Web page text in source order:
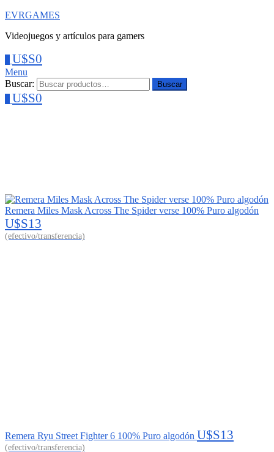
EVRGAMES
Videojuegos y artículos para gamers
U$S0
Menu
Buscar:
Buscar
U$S0
Remera Miles Mask Across The Spider verse 100% Puro algodón
U$S13
Remera Ryu Street Fighter 6 100% Puro algodón U$S13